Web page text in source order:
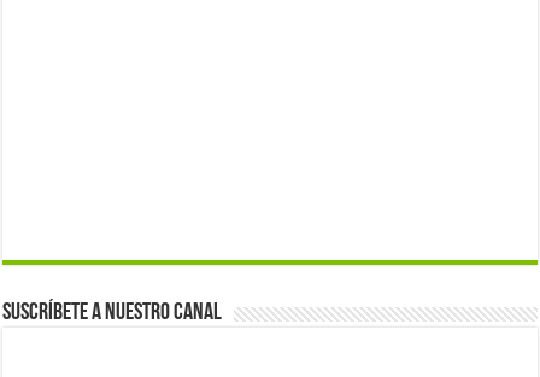
Suscríbete a nuestro canal